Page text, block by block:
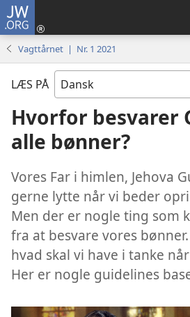
JW.ORG
Vagttårnet | Nr. 1 2021
LÆS PÅ
Hvorfor besvarer
alle bønner?
Vores Far i himlen, Jehova
gerne lytte når vi beder
Men der er nogle ting som
fra at besvare vores
hvad skal vi have i tanke
Her er nogle guidelines